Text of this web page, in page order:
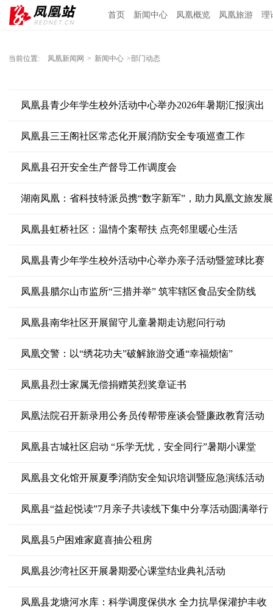
首页 新闻中心 凤凰概览 凤凰旅游 理
当前位置: 凤凰新闻网 > 新闻中心 >部门动态
凤凰县青少年学生校外活动中心举办2026年暑期汇报演出
凤凰县三王阁社区常态化开展消防安全专项巡查工作
凤凰县召开安全生产督导工作调度会
湖南凤凰：省科技特派员携“数字新军”，助力凤凰文旅发展
凤凰县虹桥社区：温情个案帮扶 点亮邻里暖心生活
凤凰县青少年学生校外活动中心举办亲子活动暨篮球比赛
凤凰县腊尔山市监所“三措并举” 筑牢辖区食品安全防线
凤凰县南华社区开展留守儿童暑期走访慰问行动
凤凰交警：以“绣花功夫”破解旅游交通“幸福烦恼”
凤凰县烈士家属无偿捐赠英烈奖章证书
凤凰法院召开新录用公务员传帮带座谈会暨廉政教育活动
凤凰县古城社区启动 “乐学无忧，安全同行”暑期小课堂
凤凰县文化馆开展夏季消防安全知识培训暨应急演练活动
凤凰县“益起悦读”7月亲子共读线下集中分享活动圆满举行
凤凰县5户困难家庭喜抽公租房
凤凰县沙湾社区开展暑期爱心课堂结业典礼活动
凤凰县龙塘河水库：科学调度保供水 全力抗旱保灌护丰收